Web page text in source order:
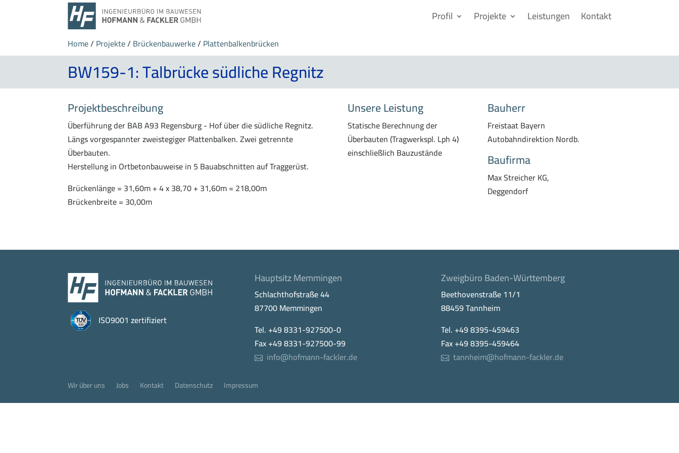
Profil Projekte Leistungen Kontakt
Home/ Projekte/ Brückenbauwerke/ Plattenbalkenbrücken
BW159-1: Talbrücke südliche Regnitz
Projektbeschreibung
Überführung der BAB A93 Regensburg - Hof über die südliche Regnitz.
Längs vorgespannter zweistegiger Plattenbalken. Zwei getrennte
Überbauten.
Herstellung in Ortbetonbauweise in 5 Bauabschnitten auf Traggerüst.
Brückenlänge = 31,60m + 4 x 38,70 + 31,60m = 218,00m
Brückenbreite = 30,00m
Unsere Leistung
Statische Berechnung der
Überbauten (Tragwerkspl. Lph 4)
einschließlich Bauzustände
Bauherr
Freistaat Bayern
Autobahndirektion Nordb.
Baufirma
Max Streicher KG,
Deggendorf
ISO9001 zertifiziert
Hauptsitz Memmingen
Schlachthofstraße 44
87700 Memmingen
Tel. +49 8331-927500-0
Fax +49 8331-927500-99
info@hofmann-fackler.de
Zweigbüro Baden-Württemberg
Beethovenstraße 11/1
88459 Tannheim
Tel. +49 8395-459463
Fax +49 8395-459464
tannheim@hofmann-fackler.de
Wir über uns Jobs Kontakt Datenschutz Impressum